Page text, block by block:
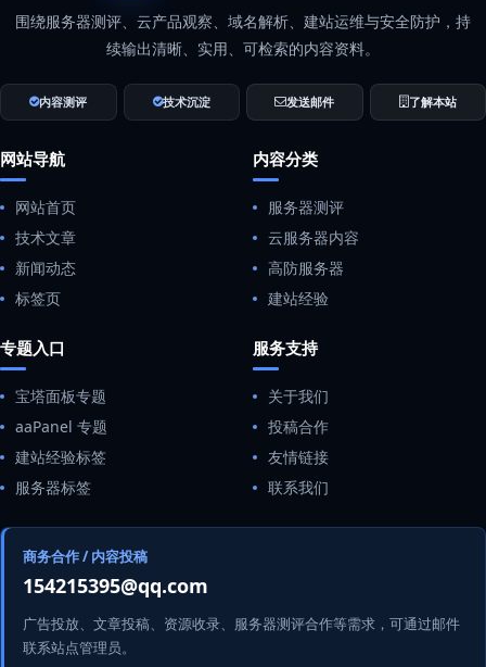
围绕服务器测评、云产品观察、域名解析、建站运维与安全防护，持
续输出清晰、实用、可检索的内容资料。
内容测评 技术沉淀 发送邮件 了解本站
网站导航
网站首页
技术文章
新闻动态
标签页
内容分类
服务器测评
云服务器内容
高防服务器
建站经验
专题入口
宝塔面板专题
aaPanel 专题
建站经验标签
服务器标签
服务支持
关于我们
投稿合作
友情链接
联系我们
商务合作 / 内容投稿
154215395@qq.com
广告投放、文章投稿、资源收录、服务器测评合作等需求，可通过邮件
联系站点管理员。